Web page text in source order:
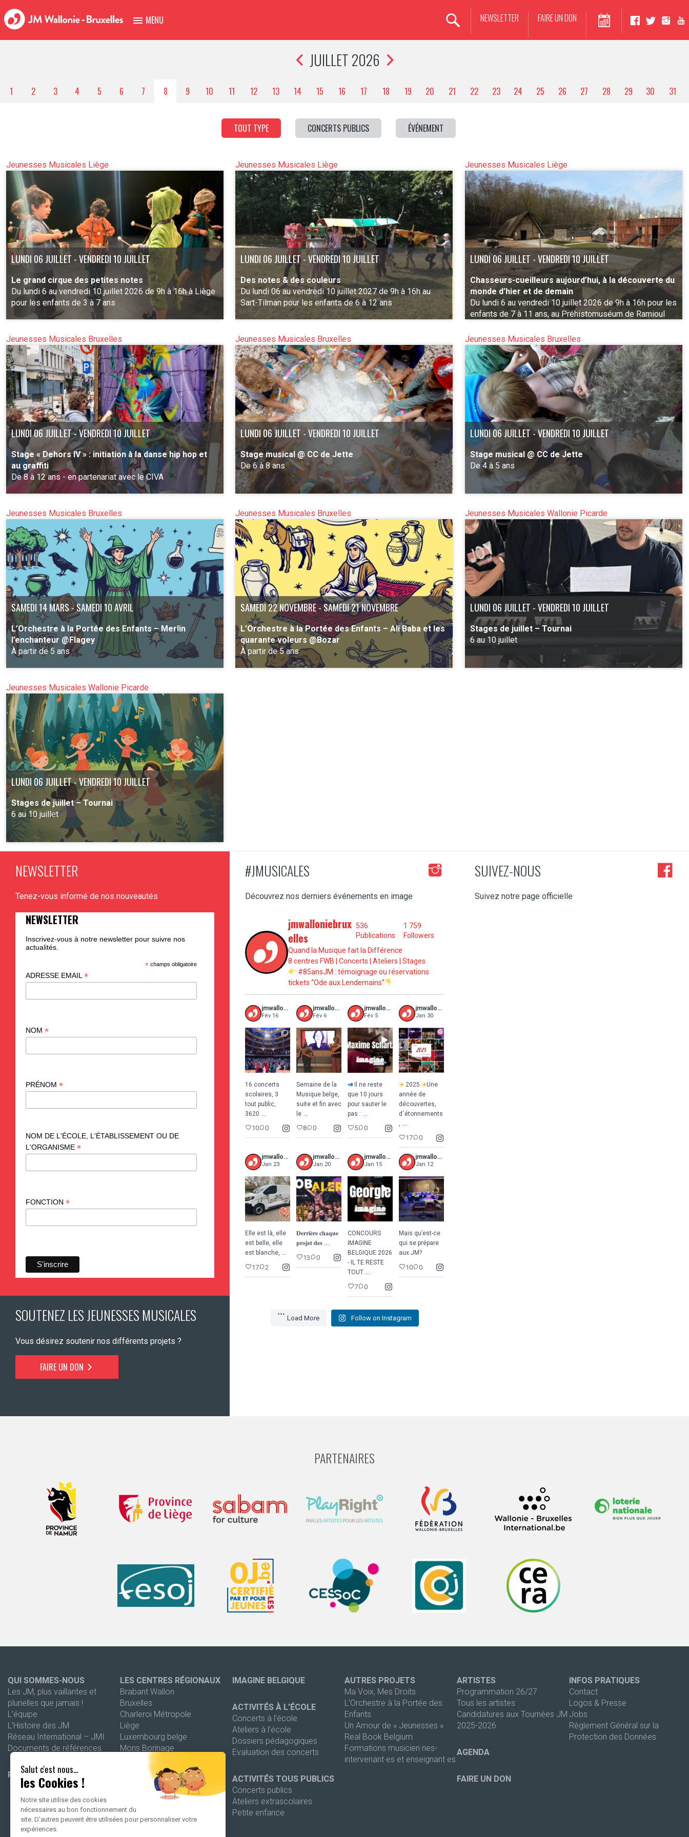
Salut c'est nous...
les Cookies !
Notre site utilise des cookies
nécessaires au bon fonctionnement du
site. D’autres peuvent être utilisées pour personnaliser votre
expériences.
FAIRE UN DON
NEWSLETTER
MENU
JUILLET 2026
1 2 3 4 5 6 7 8 9 10 11 12 13 14 15 16 17 18 19 20 21 22 23 24 25 26 27 28 29 30 31
TOUT TYPE CONCERTS PUBLICS ÉVÉNEMENT
Jeunesses Musicales Liège
LUNDI 06 JUILLET - VENDREDI 10 JUILLET
Le grand cirque des petites notes
Du lundi 6 au vendredi 10 juillet 2026 de 9h à 16h à Liège
pour les enfants de 3 à 7 ans
PLUS D'INFO
Jeunesses Musicales Liège
LUNDI 06 JUILLET - VENDREDI 10 JUILLET
Des notes & des couleurs
Du lundi 06 au vendredi 10 juillet 2027 de 9h à 16h au
Sart-Tilman pour les enfants de 6 à 12 ans
PLUS D'INFO
Jeunesses Musicales Liège
LUNDI 06 JUILLET - VENDREDI 10 JUILLET
Chasseurs-cueilleurs aujourd’hui, à la découverte du
monde d’hier et de demain
Du lundi 6 au vendredi 10 juillet 2026 de 9h à 16h pour les
enfants de 7 à 11 ans, au Préhistomuséum de Ramioul
PLUS D'INFO
Jeunesses Musicales Bruxelles
LUNDI 06 JUILLET - VENDREDI 10 JUILLET
Stage « Dehors IV » : initiation à la danse hip hop et
au graffiti
De 8 à 12 ans - en partenariat avec le CIVA
PLUS D'INFO
Jeunesses Musicales Bruxelles
LUNDI 06 JUILLET - VENDREDI 10 JUILLET
Stage musical @ CC de Jette
De 6 à 8 ans
PLUS D'INFO
Jeunesses Musicales Bruxelles
LUNDI 06 JUILLET - VENDREDI 10 JUILLET
Stage musical @ CC de Jette
De 4 à 5 ans
PLUS D'INFO
Jeunesses Musicales Bruxelles
SAMEDI 14 MARS - SAMEDI 10 AVRIL
L’Orchestre à la Portée des Enfants – Merlin
l’enchanteur @Flagey
À partir de 5 ans
PLUS D'INFO
Jeunesses Musicales Bruxelles
SAMEDI 22 NOVEMBRE - SAMEDI 21 NOVEMBRE
L’Orchestre à la Portée des Enfants – Ali Baba et les
quarante voleurs @Bozar
À partir de 5 ans
Jeunesses Musicales Wallonie Picarde
LUNDI 06 JUILLET - VENDREDI 10 JUILLET
Stages de juillet – Tournai
6 au 10 juillet
Jeunesses Musicales Wallonie Picarde
LUNDI 06 JUILLET - VENDREDI 10 JUILLET
Stages de juillet – Tournai
6 au 10 juillet
NEWSLETTER
Tenez-vous informé de nos nouveautés
NEWSLETTER
Inscrivez-vous à notre newsletter pour suivre nos
actualités.
* champs obligatoire
ADRESSE EMAIL *
NOM *
PRÉNOM *
NOM DE L'ÉCOLE, L'ÉTABLISSEMENT OU DE
L'ORGANISME *
FONCTION *
SOUTENEZ LES JEUNESSES MUSICALES
Vous désirez soutenir nos différents projets ?
FAIRE UN DON
#JMUSICALES
Découvrez nos derniers événements en image
jmwalloniebrux
elles
536
Publications
1 759
Followers
Quand la Musique fait la Différence
8 centres FWB | Concerts | Ateliers | Stages
#85ansJM : témoignage ou réservations
tickets “Ode aux Lendemains”
jmwalloniebruxelles
Fév 16
16 concerts
scolaires, 3
tout public,
3620 ...
10 0
jmwalloniebruxelles
Fév 6
Semaine de la
Musique belge,
suite et fin avec
le ...
8 0
jmwalloniebruxelles
Fév 5
Il ne reste
que 10 jours
pour sauter le
pas : ...
5 0
jmwalloniebruxelles
Jan 30
2025
Une
année de
découvertes,
d`étonnements
, ...
17 0
jmwalloniebruxelles
Jan 23
Elle est là, elle
est belle, elle
est blanche, ...
17 2
jmwalloniebruxelles
Jan 20
𝐃𝐞𝐫𝐫𝐢𝐞̀𝐫𝐞 𝐜𝐡𝐚𝐪𝐮𝐞
𝐩𝐫𝐨𝐣𝐞𝐭 𝐝𝐞𝐬 ...
13 0
jmwalloniebruxelles
Jan 15
CONCOURS
IMAGINE
BELGIQUE 2026
- IL TE RESTE
TOUT ...
7 0
jmwalloniebruxelles
Jan 12
Mais qu’est-ce
qui se prépare
aux JM?
10 0
Load More Follow on Instagram
SUIVEZ-NOUS
Suivez notre page officielle
PARTENAIRES
QUI SOMMES-NOUS
Les JM, plus vaillantes et
plurielles que jamais !
L’équipe
L’Histoire des JM
Réseau International – JMI
Documents de références
PROGRAMMATION 26-27
LES CENTRES RÉGIONAUX
Brabant Wallon
Bruxelles
Charleroi Métropole
Liège
Luxembourg belge
Mons Borinage
Wallonie picarde
IMAGINE BELGIQUE
ACTIVITÉS À L’ÉCOLE
Concerts à l’école
Ateliers à l’école
Dossiers pédagogiques
Evaluation des concerts
ACTIVITÉS TOUS PUBLICS
Concerts publics
Ateliers extrascolaires
Petite enfance
AUTRES PROJETS
Ma Voix, Mes Droits
L’Orchestre à la Portée des
Enfants
Un Amour de « Jeunesses »
Real Book Belgium
Formations musicien·nes-
intervenant·es et enseignant·es
ARTISTES
Programmation 26/27
Tous les artistes
Candidatures aux Tournées JM
2025-2026
AGENDA
FAIRE UN DON
INFOS PRATIQUES
Contact
Logos & Presse
Jobs
Règlement Général sur la
Protection des Données